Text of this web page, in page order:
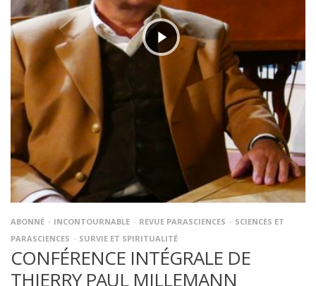
ABONNÉ INCONTOURNABLE REVUE PARASCIENCES
SCIENCES ET
PARASCIENCES
SURVIE ET SPIRITUALITÉ
CONFÉRENCE INTÉGRALE DE
THIERRY PAUL MILLEMANN